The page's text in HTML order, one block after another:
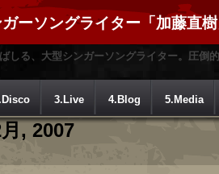
ーソングライター「加藤直
しる、大型シンガーソングライター。圧倒
3.Live 4.Blog 5.Media
, 2007